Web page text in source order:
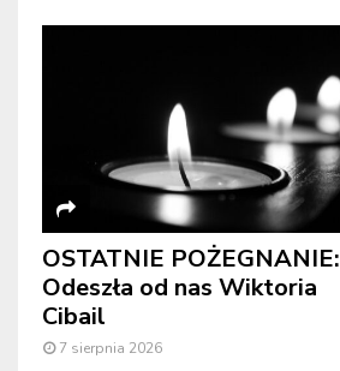
OSTATNIE POŻEGNANIE:
Odeszła od nas Wiktoria
Cibail
7 sierpnia 2026